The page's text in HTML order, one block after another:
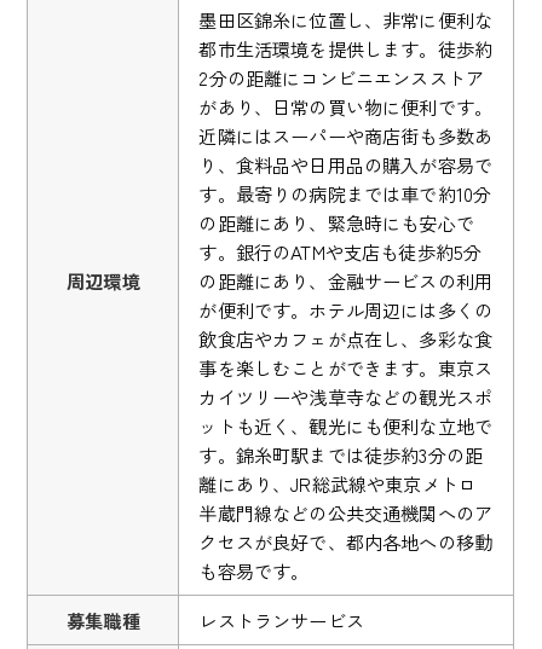
周辺環境
墨田区錦糸に位置し、非常に便利な
都市生活環境を提供します。徒歩約
2分の距離にコンビニエンスストア
があり、日常の買い物に便利です。
近隣にはスーパーや商店街も多数あ
り、食料品や日用品の購入が容易で
す。最寄りの病院までは車で約10分
の距離にあり、緊急時にも安心で
す。銀行のATMや支店も徒歩約5分
の距離にあり、金融サービスの利用
が便利です。ホテル周辺には多くの
飲食店やカフェが点在し、多彩な食
事を楽しむことができます。東京ス
カイツリーや浅草寺などの観光スポ
ットも近く、観光にも便利な立地で
す。錦糸町駅までは徒歩約3分の距
離にあり、JR総武線や東京メトロ
半蔵門線などの公共交通機関へのア
クセスが良好で、都内各地への移動
も容易です。
募集職種
レストランサービス